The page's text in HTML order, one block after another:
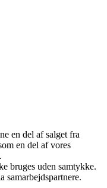
en del af salget fra
en del af vores
bruges uden samtykke.